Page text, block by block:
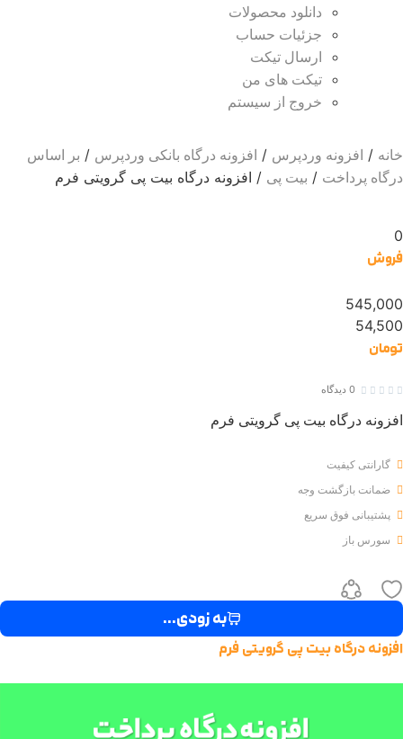
دانلود محصولات
جزئیات حساب
ارسال تیکت
تیکت های من
خروج از سیستم
/افزونه وردپرس/افزونه درگاه بانکی وردپرس/بر اساس
پرداخت/بیت پی/ افزونه درگاه بیت پی گرویتی فرم



 0 دیدگاه
درگاه بیت پی گرویتی فرم
گارانتی کیفیت
ضمانت بازگشت وجه
پشتیبانی فوق سریع
سورس باز
به زودی...
درگاه بیت پی گرویتی فرم